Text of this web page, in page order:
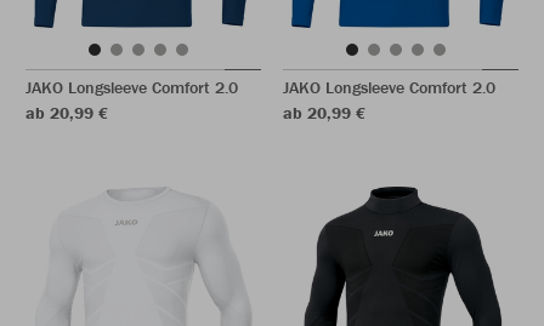
JAKO Longsleeve Comfort 2.0
ab 20,99 €
JAKO Longsleeve Comfort 2.0
ab 20,99 €